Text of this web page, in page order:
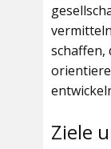
schaffen,
Ziele